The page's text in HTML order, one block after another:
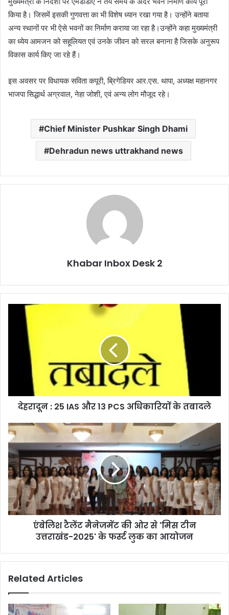
किया है। जिसमें इसकी गुणवत्ता का भी विशेष ध्यान रखा गया है। उन्होंने बताया
अन्य स्थानों पर भी ऐसे भवनों का निर्माण कराया जा रहा है।उन्होंने कहा मुख्यमंत्री
का ध्येय आमजन को सहूलियत एवं उनके जीवन को सरल बनाना है जिसके अनुरूप
विकास कार्य किए जा रहे हैं।
इस अवसर पर विधायक सविता कपूरी, ब्रिगेडियर आर.एस. थापा, अध्यक्ष महानगर
भाजपा सिद्धार्थ अग्रवाल, नेहा जोशी, एवं अन्य लोग मौजूद रहे।
Chief Minister Pushkar Singh Dhami
Dehradun news uttrakhand news
Khabar Inbox Desk 2
देहरादून
अधिकारियों
के
तबादलेदेहरादून : 25 IAS और 13 PCS अधिकारियों के तबादले
एंबेलिश
टैलेंट
मैनेजमेंट
की
ओर
से
'मिस
टीन
उत्तराखंड-2025'
एंबेलिश टैलेंट मैनेजमेंट की ओर से 'मिस टीन
उत्तराखंड-2025' के फर्स्ट लुक का आयोजन
Related Articles